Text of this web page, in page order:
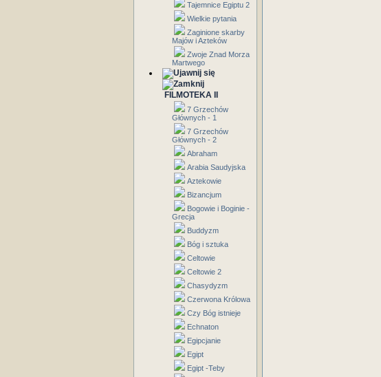
Tajemnice Egiptu 2
Wielkie pytania
Zaginione skarby
Majów i Azteków
Zwoje Znad Morza
Martwego
FILMOTEKA II
7 Grzechów
Głównych - 1
7 Grzechów
Głównych - 2
Abraham
Arabia Saudyjska
Aztekowie
Bizancjum
Bogowie i Boginie -
Grecja
Buddyzm
Bóg i sztuka
Celtowie
Celtowie 2
Chasydyzm
Czerwona Królowa
Czy Bóg istnieje
Echnaton
Egipcjanie
Egipt
Egipt -Teby